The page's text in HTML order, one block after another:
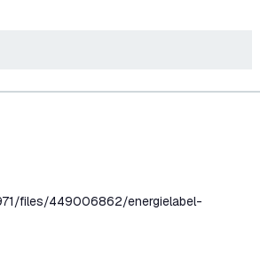
files/449006862/energielabel-